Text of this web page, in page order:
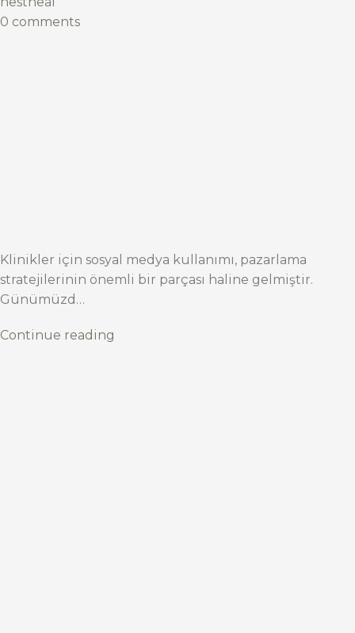
0 comments
Klinikler için sosyal medya kullanımı, pazarlama
stratejilerinin önemli bir parçası haline gelmiştir.
Günümüzd…
Continue reading